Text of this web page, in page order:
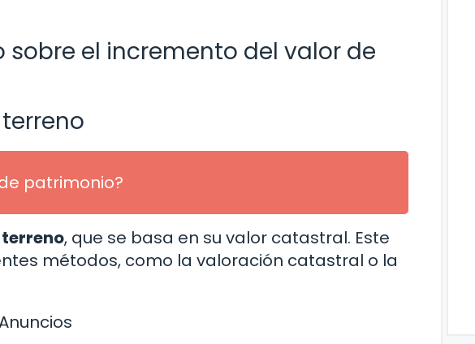
el incremento del valor de
patrimonio?
, que se basa en su valor catastral. Este
métodos, como la valoración catastral o la